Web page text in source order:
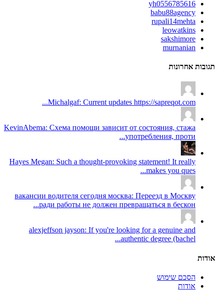
yh0556785616
babu88agency
rupali14mehta
leowatkins
sakshimore
murnanian
תגובות אחרונות
Michalgaf: Current updates https://sapreqot.com...
KevinAbema: Схема помощи зависит от состояния, стажа
употребления, проти...
Hayes Megan: Such a thought-provoking statement! It really
makes you ques...
вакансии водителя сегодня москва: Переезд в Москву
ради работы не должен превращаться в бескон...
alexjeffson jayson: If you're looking for a genuine and
authentic degree (bachel...
אודות
הסכם שימוש
אודות